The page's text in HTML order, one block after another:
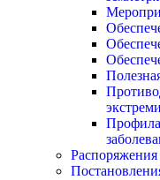
Распоряжения